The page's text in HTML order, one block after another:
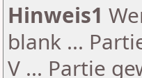
Hinweis1
blank ...
V ... Partie